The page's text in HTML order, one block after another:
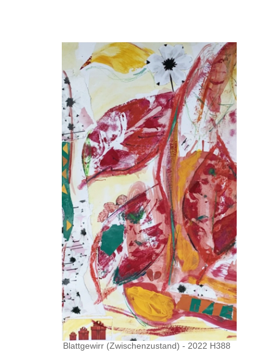
Blattgewirr (Zwischenzustand) - 2022 H388